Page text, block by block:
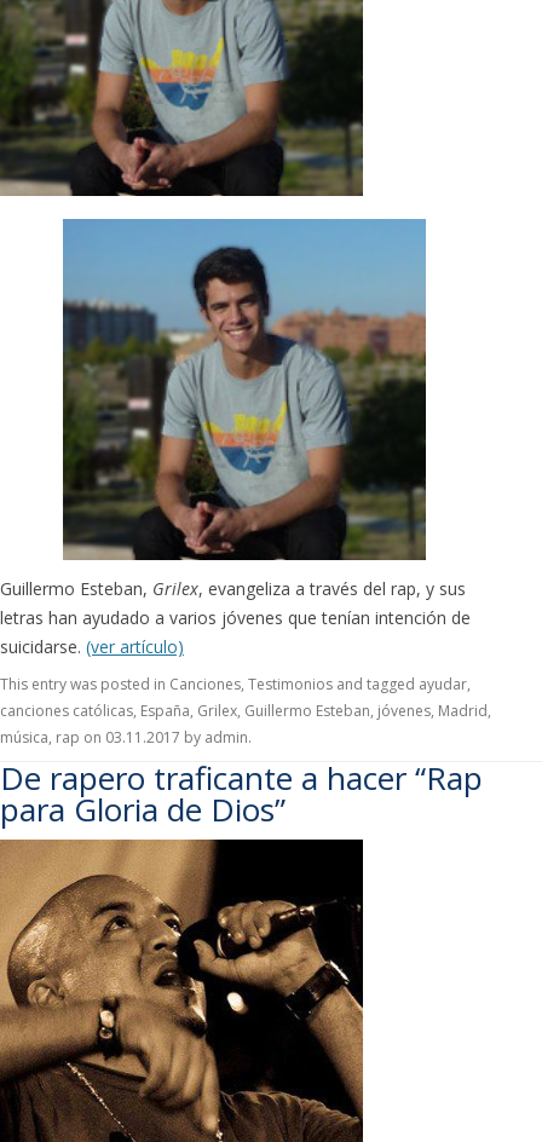
Guillermo Esteban, Grilex, evangeliza a través del rap, y sus
letras han ayudado a varios jóvenes que tenían intención de
suicidarse. (ver artículo)
This entry was posted in Canciones, Testimonios and tagged ayudar,
canciones católicas, España, Grilex, Guillermo Esteban, jóvenes, Madrid,
música, rap on 03.11.2017 by admin.
De rapero traficante a hacer “Rap
para Gloria de Dios”